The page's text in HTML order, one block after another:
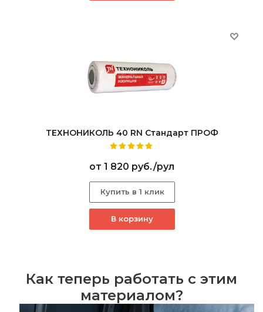
ТЕХНОНИКОЛЬ 40 RN Стандарт ПРОФ
от 1 820 руб./рул
Купить в 1 клик
В корзину
Как теперь работать с этим
материалом?